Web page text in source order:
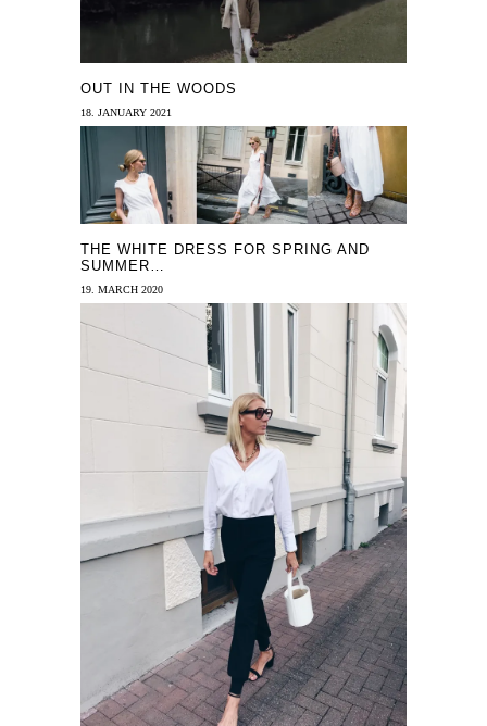
OUT IN THE WOODS
18. JANUARY 2021
THE WHITE DRESS FOR SPRING AND
SUMMER…
19. MARCH 2020